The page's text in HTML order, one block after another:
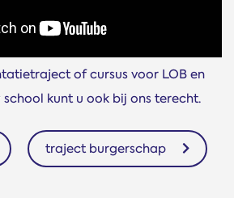
of cursus voor LOB en
kunt u ook bij ons terecht.
traject burgerschap